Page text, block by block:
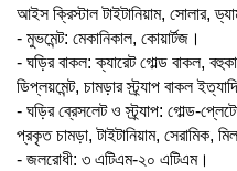
আইস ক্রিস্টাল টাইটানিয়াম, সোলার,
- মুভমেন্ট: মেকানিকাল, কোয়ার্টজ।
- ঘড়ির বাকল: ক্যারেট গোল্ড বাকল,
ডিপ্লয়মেন্ট, চামড়ার স্ট্র্যাপ বাকল
- ঘড়ির ব্রেসলেট ও স্ট্র্যাপ: গোল্ড-
প্রকৃত চামড়া, টাইটানিয়াম, সেরামিক,
- জলরোধী: ৩ এটিএম-২০ এটিএম।